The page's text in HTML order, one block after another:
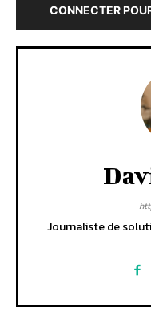
CONNECTER
Journaliste de